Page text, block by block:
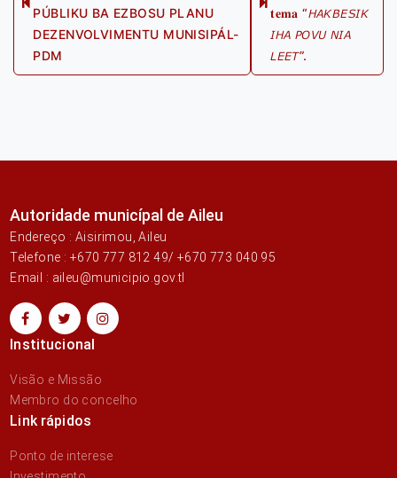
Previous
post:
PÚBLIKU BA EZBOSU PLANU
DEZENVOLVIMENTU MUNISIPÁL-
PDM
Next
post:
𝐭𝐞𝐦𝐚 “𝘏𝘈𝘒𝘉𝘌𝘚𝘐𝘒
𝘐𝘏𝘈 𝘗𝘖𝘝𝘜 𝘕𝘐𝘈
𝘓𝘌𝘌𝘛”.
Autoridade municípal de Aileu
Endereço : Aisirimou, Aileu
Telefone : +670 777 812 49/ +670 773 040 95
Email : aileu@municipio.gov.tl
Institucional
Visão e Missão
Membro do concelho
Link rápidos
Ponto de interese